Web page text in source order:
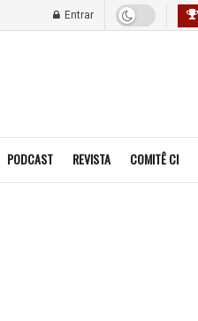
Entrar
PODCAST REVISTA COMITÊ CI